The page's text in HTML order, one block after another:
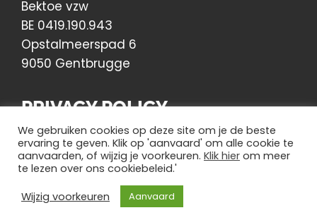
Bektoe vzw
BE 0419.190.943
Opstalmeerspad 6
9050 Gentbrugge
PRIVACY POLICY
Lees hier ons Privacy Beleid
We gebruiken cookies op deze site om je de beste
ervaring te geven. Klik op 'aanvaard' om alle cookie te
aanvaarden, of wijzig je voorkeuren. Klik hier om meer
te lezen over ons cookiebeleid.'
Wijzig voorkeuren
Aanvaard